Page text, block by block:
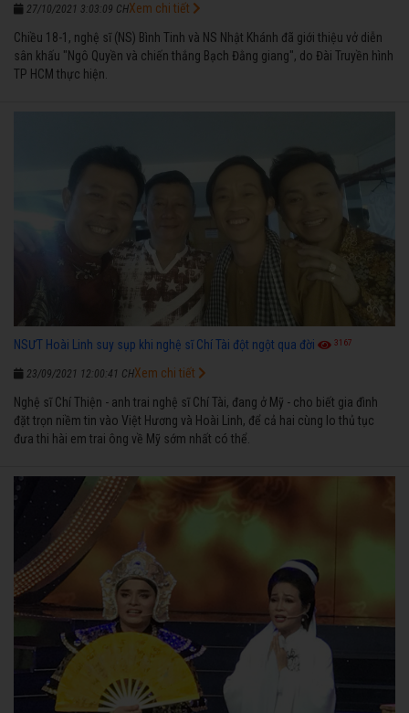
27/10/2021 3:03:09 CH
Chiều 18-1, nghệ sĩ (NS) Bình Tinh và NS Nhật Khánh đã giới thiệu vở diễn
sân khấu "Ngô Quyền và chiến thắng Bạch Đằng giang", do Đài Truyền hình
TP HCM thực hiện.
Xem chi tiết
NSƯT Hoài Linh suy sụp khi nghệ sĩ Chí Tài đột ngột qua đời 3167
23/09/2021 12:00:41 CH
Nghệ sĩ Chí Thiện - anh trai nghệ sĩ Chí Tài, đang ở Mỹ - cho biết gia đình
đặt trọn niềm tin vào Việt Hương và Hoài Linh, để cả hai cùng lo thủ tục
đưa thi hài em trai ông về Mỹ sớm nhất có thể.
Xem chi tiết